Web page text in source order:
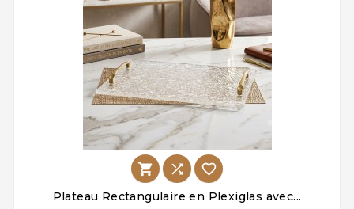
  
Plateau Rectangulaire en Plexiglas avec...